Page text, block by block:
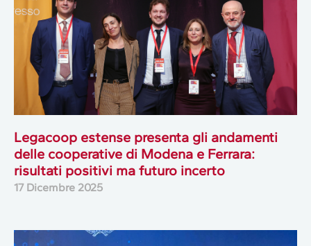
Legacoop estense presenta gli andamenti
delle cooperative di Modena e Ferrara:
risultati positivi ma futuro incerto
17 Dicembre 2025